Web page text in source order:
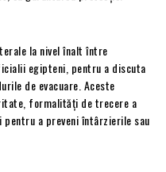
la nivel înalt între
egipteni, pentru a discuta
de evacuare. Aceste
formalități de trecere a
a preveni întârzierile sau